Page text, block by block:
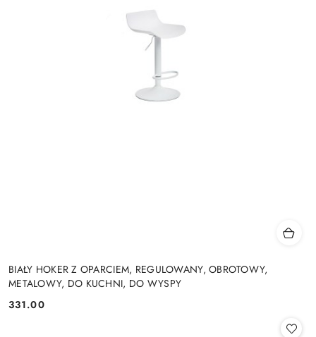
BIAŁY HOKER Z OPARCIEM, REGULOWANY, OBROTOWY,
METALOWY, DO KUCHNI, DO WYSPY
Cena:
331.00